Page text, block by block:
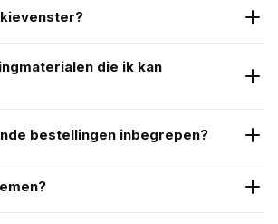
die ik kan
bestellingen inbegrepen?